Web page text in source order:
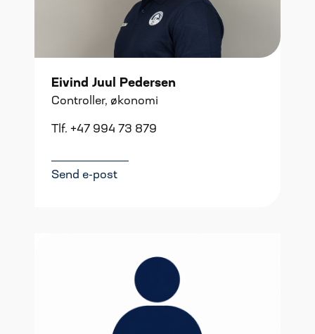
Eivind Juul Pedersen
Controller, økonomi
Tlf. +47 994 73 879
Send e-post